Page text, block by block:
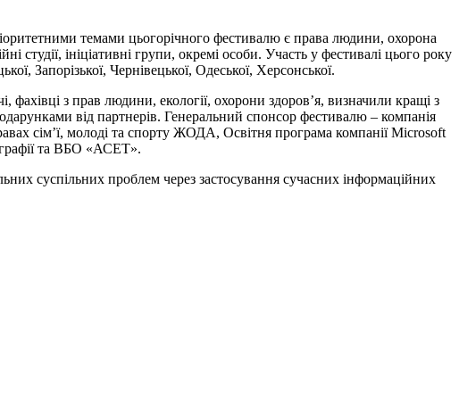
темами цьогорічного фестивалю є права людини, охорона
студії, ініціативні групи, окремі особи. Участь у фестивалі цього року
Запорізької, Чернівецької, Одеської, Херсонської.
фахівці з прав людини, екології, охорони здоров’я, визначили кращі з
від партнерів. Генеральний спонсор фестивалю – компанія
сім’ї, молоді та спорту ЖОДА, Освітня програма компанії Microsoft
та ВБО «АСЕТ».
суспільних проблем через застосування сучасних інформаційних